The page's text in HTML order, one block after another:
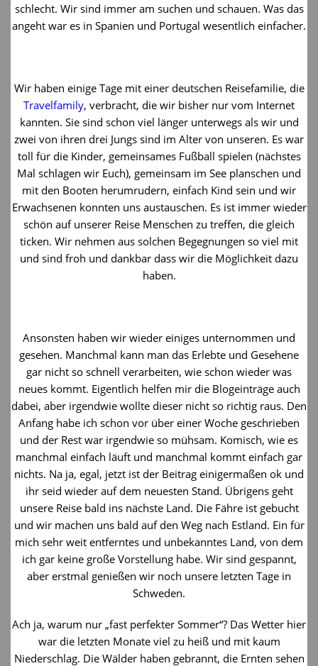
schlecht. Wir sind immer am suchen und schauen. Was das
angeht war es in Spanien und Portugal wesentlich einfacher.
Wir haben einige Tage mit einer deutschen Reisefamilie, die
Travelfamily, verbracht, die wir bisher nur vom Internet
kannten. Sie sind schon viel länger unterwegs als wir und
zwei von ihren drei Jungs sind im Alter von unseren. Es war
toll für die Kinder, gemeinsames Fußball spielen (nächstes
Mal schlagen wir Euch), gemeinsam im See planschen und
mit den Booten herumrudern, einfach Kind sein und wir
Erwachsenen konnten uns austauschen. Es ist immer wieder
schön auf unserer Reise Menschen zu treffen, die gleich
ticken. Wir nehmen aus solchen Begegnungen so viel mit
und sind froh und dankbar dass wir die Möglichkeit dazu
haben.
Ansonsten haben wir wieder einiges unternommen und
gesehen. Manchmal kann man das Erlebte und Gesehene
gar nicht so schnell verarbeiten, wie schon wieder was
neues kommt. Eigentlich helfen mir die Blogeinträge auch
dabei, aber irgendwie wollte dieser nicht so richtig raus. Den
Anfang habe ich schon vor über einer Woche geschrieben
und der Rest war irgendwie so mühsam. Komisch, wie es
manchmal einfach läuft und manchmal kommt einfach gar
nichts. Na ja, egal, jetzt ist der Beitrag einigermaßen ok und
ihr seid wieder auf dem neuesten Stand. Übrigens geht
unsere Reise bald ins nächste Land. Die Fähre ist gebucht
und wir machen uns bald auf den Weg nach Estland. Ein für
mich sehr weit entferntes und unbekanntes Land, von dem
ich gar keine große Vorstellung habe. Wir sind gespannt,
aber erstmal genießen wir noch unsere letzten Tage in
Schweden.
Ach ja, warum nur „fast perfekter Sommer“? Das Wetter hier
war die letzten Monate viel zu heiß und mit kaum
Niederschlag. Die Wälder haben gebrannt, die Ernten sehen